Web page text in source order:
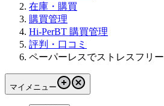
在庫・購買
購買管理
Hi-PerBT 購買管理
評判・口コミ
ペーパーレスでストレスフリー
マイメニュー